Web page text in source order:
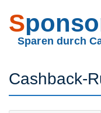
S
Sparen durch
Cashback-